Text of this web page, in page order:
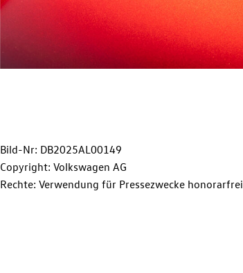
Bild-Nr: DB2025AL00149
Copyright: Volkswagen AG
Rechte: Verwendung für Pressezwecke honorarfrei